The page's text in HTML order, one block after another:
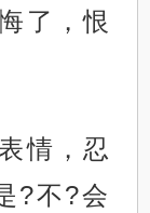
了，恨
情，忍
?不?会